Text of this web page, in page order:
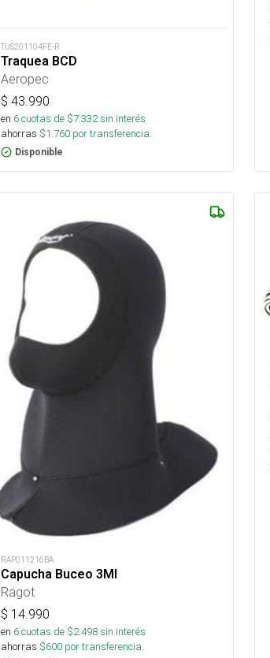
TUS201104FE-R
Traquea BCD
Aeropec
$ 43.990
en 6cuotas de $7.332sin interés
ahorras $1.760 por transferencia.
Disponible
RAP011216BA
Capucha Buceo 3Ml
Ragot
$ 14.990
en 6cuotas de $2.498sin interés
ahorras $600 por transferencia.